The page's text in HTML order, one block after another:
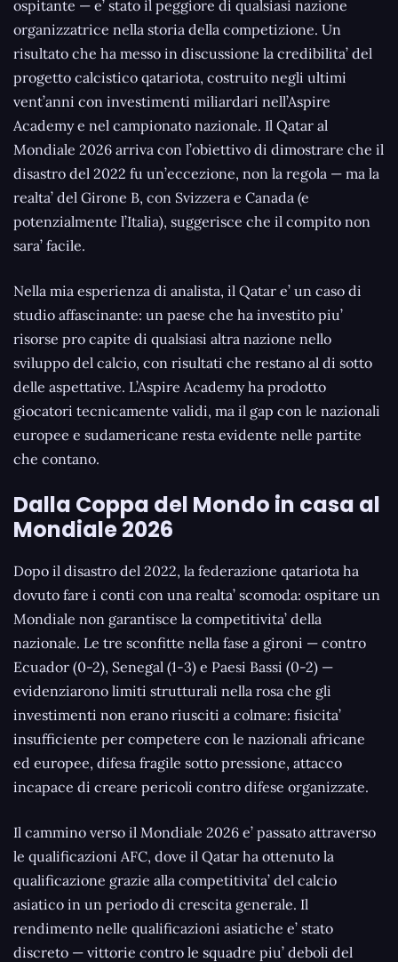
ospitante — e’ stato il peggiore di qualsiasi nazione
organizzatrice nella storia della competizione. Un
risultato che ha messo in discussione la credibilita’ del
progetto calcistico qatariota, costruito negli ultimi
vent’anni con investimenti miliardari nell’Aspire
Academy e nel campionato nazionale. Il Qatar al
Mondiale 2026 arriva con l’obiettivo di dimostrare che il
disastro del 2022 fu un’eccezione, non la regola — ma la
realta’ del Girone B, con Svizzera e Canada (e
potenzialmente l’Italia), suggerisce che il compito non
sara’ facile.
Nella mia esperienza di analista, il Qatar e’ un caso di
studio affascinante: un paese che ha investito piu’
risorse pro capite di qualsiasi altra nazione nello
sviluppo del calcio, con risultati che restano al di sotto
delle aspettative. L’Aspire Academy ha prodotto
giocatori tecnicamente validi, ma il gap con le nazionali
europee e sudamericane resta evidente nelle partite
che contano.
Dalla Coppa del Mondo in casa al
Mondiale 2026
Dopo il disastro del 2022, la federazione qatariota ha
dovuto fare i conti con una realta’ scomoda: ospitare un
Mondiale non garantisce la competitivita’ della
nazionale. Le tre sconfitte nella fase a gironi — contro
Ecuador (0-2), Senegal (1-3) e Paesi Bassi (0-2) —
evidenziarono limiti strutturali nella rosa che gli
investimenti non erano riusciti a colmare: fisicita’
insufficiente per competere con le nazionali africane
ed europee, difesa fragile sotto pressione, attacco
incapace di creare pericoli contro difese organizzate.
Il cammino verso il Mondiale 2026 e’ passato attraverso
le qualificazioni AFC, dove il Qatar ha ottenuto la
qualificazione grazie alla competitivita’ del calcio
asiatico in un periodo di crescita generale. Il
rendimento nelle qualificazioni asiatiche e’ stato
discreto — vittorie contro le squadre piu’ deboli del